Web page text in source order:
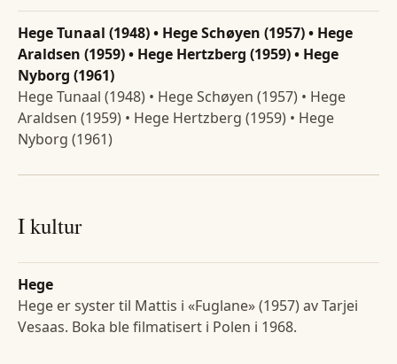
Hege Tunaal (1948) • Hege Schøyen (1957) • Hege
Araldsen (1959) • Hege Hertzberg (1959) • Hege
Nyborg (1961)
Hege Tunaal (1948) • Hege Schøyen (1957) • Hege
Araldsen (1959) • Hege Hertzberg (1959) • Hege
Nyborg (1961)
I kultur
Hege
Hege er syster til Mattis i «Fuglane» (1957) av Tarjei
Vesaas. Boka ble filmatisert i Polen i 1968.